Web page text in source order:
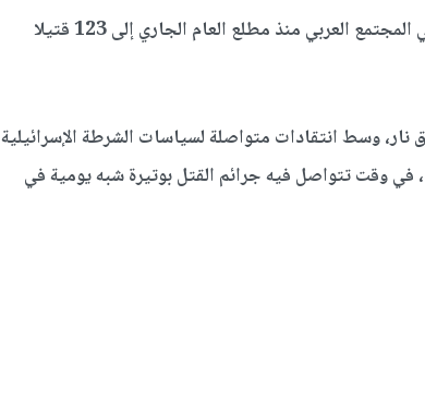
وبهذه الجريمة، ترتفع حصيلة ضحايا جرائم القتل في المجتمع العربي منذ مطلع العام الجاري إلى 123 قتيلا
نار، وسط انتقادات متواصلة لسياسات الشرطة الإسرائيلية
وقت تتواصل فيه جرائم القتل بوتيرة شبه يومية في